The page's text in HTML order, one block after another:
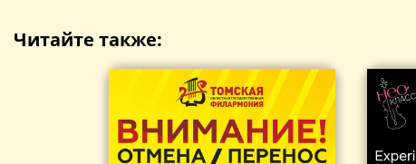
Читайте также: